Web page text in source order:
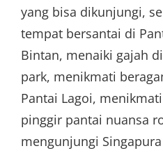
yang bisa dikunjungi,
tempat bersantai di
Bintan, menaiki gajah
park, menikmati
Pantai Lagoi,
pinggir pantai nuansa
mengunjungi